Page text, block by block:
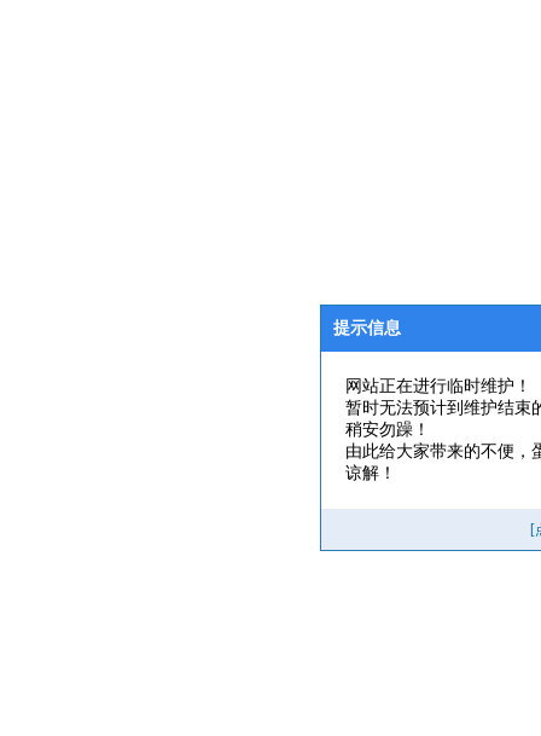
提示信息
网站正在进行临时维护！
暂时无法预计到维护结束
稍安勿躁！
由此给大家带来的不便，
谅解！
[